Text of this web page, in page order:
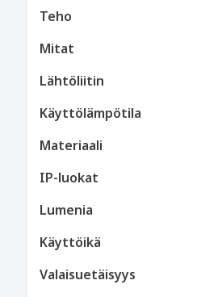
Teho
Mitat
Lähtöliitin
Käyttölämpötila
Materiaali
IP-luokat
Lumenia
Käyttöikä
Valaisuetäisyys